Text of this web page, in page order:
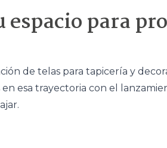
espacio para
de telas para tapicería y
esa trayectoria con el